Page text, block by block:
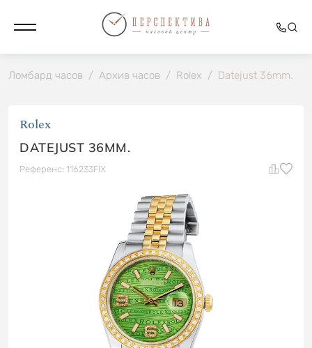
Ломбард часов / Архив часов / Rolex / Datejust 36mm.
Rolex
DATEJUST 36MM.
Референс: 116233FIX